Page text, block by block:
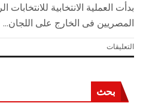
المصريين فى الخارج على اللجان...
التعليقاتعلى
الانتخابات
والتحديات
مغلقة
بحث